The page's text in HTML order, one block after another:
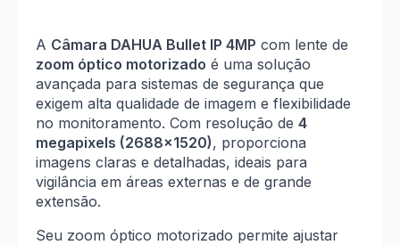
A Câmara DAHUA Bullet IP 4MP com lente de
zoom óptico motorizado é uma solução
avançada para sistemas de segurança que
exigem alta qualidade de imagem e flexibilidade
no monitoramento. Com resolução de 4
megapixels (2688×1520), proporciona
imagens claras e detalhadas, ideais para
vigilância em áreas externas e de grande
extensão.
Seu zoom óptico motorizado permite ajustar